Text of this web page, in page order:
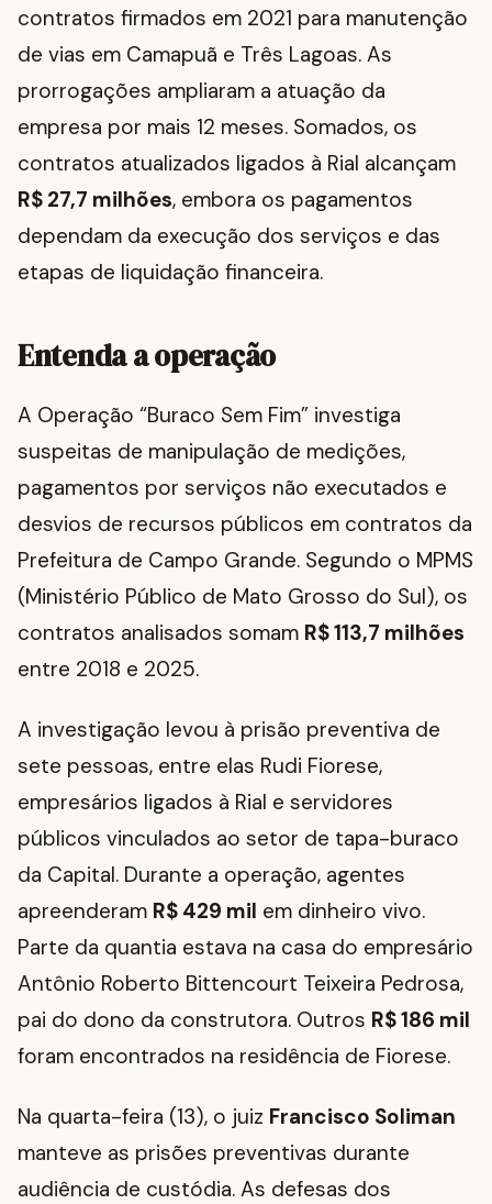
contratos firmados em 2021 para manutenção
de vias em Camapuã e Três Lagoas. As
prorrogações ampliaram a atuação da
empresa por mais 12 meses. Somados, os
contratos atualizados ligados à Rial alcançam
R$ 27,7 milhões, embora os pagamentos
dependam da execução dos serviços e das
etapas de liquidação financeira.
Entenda a operação
A Operação “Buraco Sem Fim” investiga
suspeitas de manipulação de medições,
pagamentos por serviços não executados e
desvios de recursos públicos em contratos da
Prefeitura de Campo Grande. Segundo o MPMS
(Ministério Público de Mato Grosso do Sul), os
contratos analisados somam R$ 113,7 milhões
entre 2018 e 2025.
A investigação levou à prisão preventiva de
sete pessoas, entre elas Rudi Fiorese,
empresários ligados à Rial e servidores
públicos vinculados ao setor de tapa-buraco
da Capital. Durante a operação, agentes
apreenderam R$ 429 mil em dinheiro vivo.
Parte da quantia estava na casa do empresário
Antônio Roberto Bittencourt Teixeira Pedrosa,
pai do dono da construtora. Outros R$ 186 mil
foram encontrados na residência de Fiorese.
Na quarta-feira (13), o juiz Francisco Soliman
manteve as prisões preventivas durante
audiência de custódia. As defesas dos